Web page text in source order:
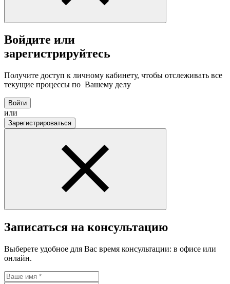
Войдите или
зарегистрируйтесь
Получите доступ к личному кабинету, чтобы отслеживать все
текущие процессы по Вашему делу
Войти
или
Зарегистрироваться
Записаться на консультацию
Выберете удобное для Вас время консультации: в офисе или
онлайн.